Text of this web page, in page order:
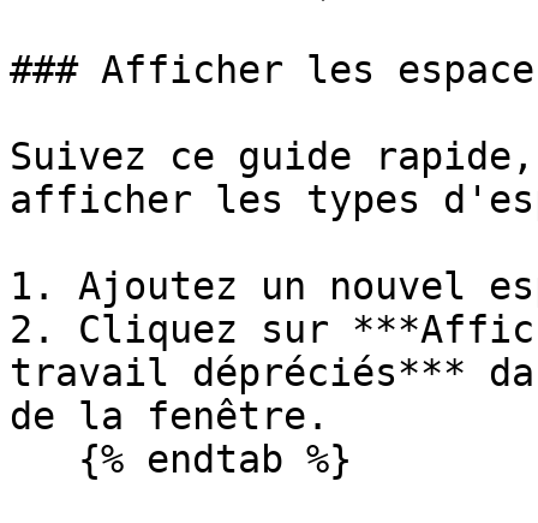
### Afficher les
Suivez ce guide
afficher les types
1. Ajoutez un nouvel
2. Cliquez sur
travail dépréciés***
de la fenêtre.